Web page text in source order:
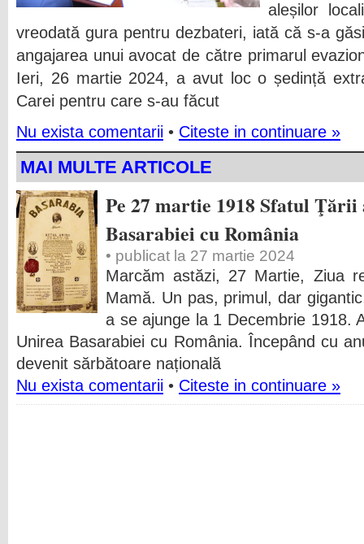
aleșilor
vreodată gura pentru dezbateri, iată că s-a
angajarea unui avocat de către primarul
Ieri, 26 martie 2024, a avut loc o ședință
Carei pentru care s-au făcut
Nu exista comentarii • Citeste in continuare »
MAI MULTE ARTICOLE
Pe 27 martie 1918 Sfatul
Basarabiei cu România
• publicat la 27 martie 2024
Marcăm astăzi, 27 Martie, Ziua
Mamă. Un pas, primul, dar
a se ajunge la 1 Decembrie 1918.
Unirea Basarabiei cu România. Începând cu
devenit sărbătoare națională
Nu exista comentarii • Citeste in continuare »